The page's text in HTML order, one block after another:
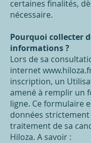
certaines finalités,
nécessaire.
Pourquoi collecter
informations ?
Lors de sa
internet
inscription, un
amené à remplir un
ligne. Ce formulaire
données strictement
traitement de sa
Hiloza. A savoir :